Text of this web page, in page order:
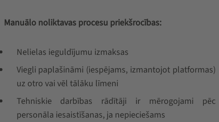
Manuālo noliktavas procesu priekšrocības:
Nelielas ieguldījumu izmaksas
Viegli paplašināmi (iespējams, izmantojot platformas)
uz otro vai vēl tālāku līmeni
Tehniskie darbības rādītāji ir mērogojami pēc
personāla iesaistīšanas, ja nepieciešams